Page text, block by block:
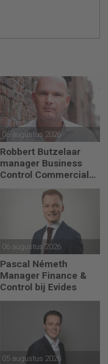
06 augustus 2026
Robbert Butzelaar
manager Business
Control Commercial
bij PLUS Retail
06 augustus 2026
Pascal Németh
Manager Finance &
Control bij Evides
05 augustus 2026